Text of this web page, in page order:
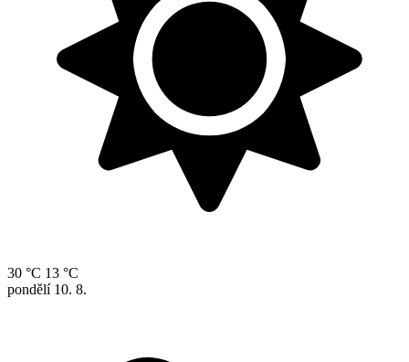
30 °C 13 °C
pondělí 10. 8.